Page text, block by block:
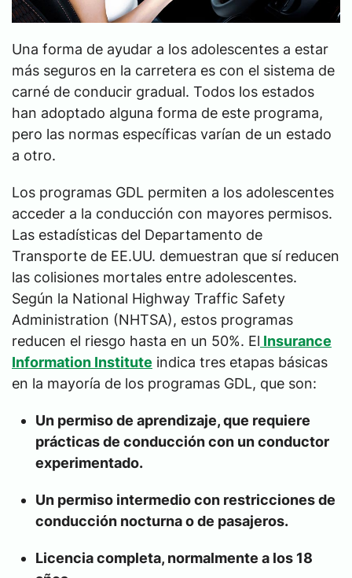
Una forma de ayudar a los adolescentes a estar
más seguros en la carretera es con el sistema de
carné de conducir gradual. Todos los estados
han adoptado alguna forma de este programa,
pero las normas específicas varían de un estado
a otro.
Los programas GDL permiten a los adolescentes
acceder a la conducción con mayores permisos.
Las estadísticas del Departamento de
Transporte de EE.UU. demuestran que sí reducen
las colisiones mortales entre adolescentes.
Según la National Highway Traffic Safety
Administration (NHTSA), estos programas
reducen el riesgo hasta en un 50%. El Insurance
Information Institute indica tres etapas básicas
en la mayoría de los programas GDL, que son:
Un permiso de aprendizaje, que requiere
prácticas de conducción con un conductor
experimentado.
Un permiso intermedio con restricciones de
conducción nocturna o de pasajeros.
Licencia completa, normalmente a los 18